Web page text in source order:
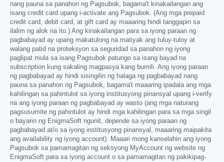
nang pauna sa panahon ng Pagsubok, bagama't kinakailangan ang
isang credit card upang i-activate ang Pagsubok. (Ang mga prepaid
credit card, debit card, at gift card ay maaaring hindi tanggapin sa
ilalim ng alok na ito.) Ang kinakailangan para sa iyong paraan ng
pagbabayad ay upang makatulong na matiyak ang tuluy-tuloy at
walang patid na proteksyon sa seguridad sa panahon ng iyong
paglipat mula sa isang Pagsubok patungo sa isang bayad na
subscription kung sakaling magpasya kang bumili. Ang iyong paraan
ng pagbabayad ay hindi sisingilin ng halaga ng pagbabayad nang
pauna sa panahon ng Pagsubok, bagama't maaaring ipadala ang mga
kahilingan sa pahintulot sa iyong institusyong pinansyal upang i-verify
na ang iyong paraan ng pagbabayad ay wasto (ang mga naturang
pagsusumite ng pahintulot ay hindi mga kahilingan para sa mga singil
o bayarin ng EnigmaSoft ngunit, depende sa iyong paraan ng
pagbabayad at/o sa iyong institusyong pinansyal, maaaring maipakita
ang availability ng iyong account). Maaari mong kanselahin ang iyong
Pagsubok sa pamamagitan ng seksyong MyAccount ng website ng
EnigmaSoft para sa iyong account o sa pamamagitan ng pakikipag-